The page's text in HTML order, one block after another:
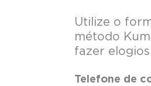
Utilize o
método
fazer
Telefone de